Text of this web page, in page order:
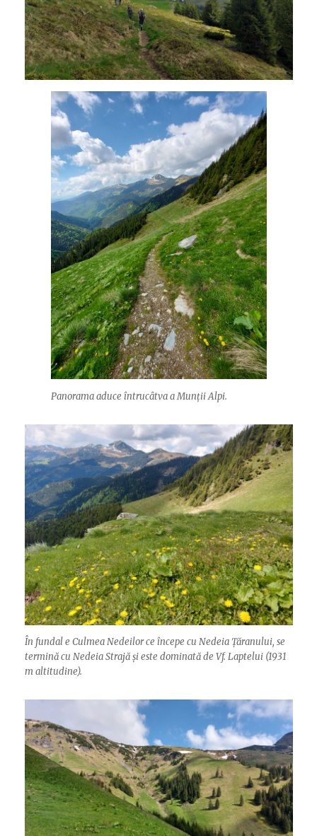
Panorama aduce întrucâtva a Munții Alpi.
În fundal e Culmea Nedeilor ce începe cu Nedeia Țăranului, se
termină cu Nedeia Strajă și este dominată de Vf. Laptelui (1931
m altitudine).